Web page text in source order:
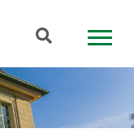
Suchbegriff